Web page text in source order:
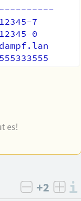
7
0
es!
negativ
+2